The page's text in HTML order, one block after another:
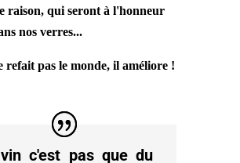
raison, qui seront à l'honneur
nos verres...
refait pas le monde, il améliore !
c'est pas que du